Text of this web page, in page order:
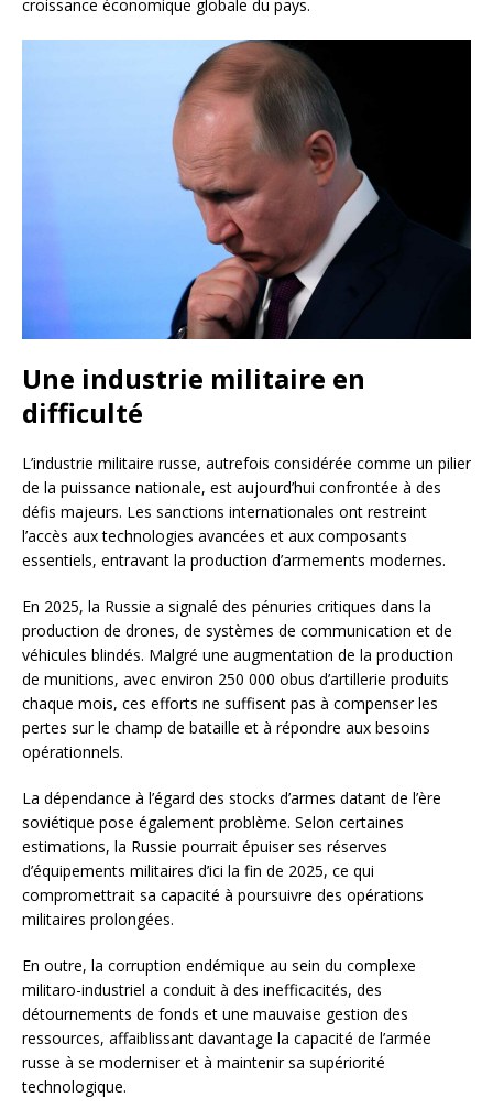
croissance économique globale du pays.
Une industrie militaire en
difficulté
L’industrie militaire russe, autrefois considérée comme un pilier
de la puissance nationale, est aujourd’hui confrontée à des
défis majeurs. Les sanctions internationales ont restreint
l’accès aux technologies avancées et aux composants
essentiels, entravant la production d’armements modernes.
En 2025, la Russie a signalé des pénuries critiques dans la
production de drones, de systèmes de communication et de
véhicules blindés. Malgré une augmentation de la production
de munitions, avec environ 250 000 obus d’artillerie produits
chaque mois, ces efforts ne suffisent pas à compenser les
pertes sur le champ de bataille et à répondre aux besoins
opérationnels.
La dépendance à l’égard des stocks d’armes datant de l’ère
soviétique pose également problème. Selon certaines
estimations, la Russie pourrait épuiser ses réserves
d’équipements militaires d’ici la fin de 2025, ce qui
compromettrait sa capacité à poursuivre des opérations
militaires prolongées.
En outre, la corruption endémique au sein du complexe
militaro-industriel a conduit à des inefficacités, des
détournements de fonds et une mauvaise gestion des
ressources, affaiblissant davantage la capacité de l’armée
russe à se moderniser et à maintenir sa supériorité
technologique.